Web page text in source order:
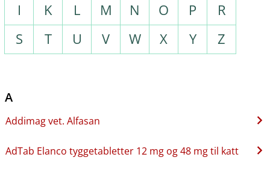
I
K L M N O P
R
S
T U V W X Y Z
A
Addimag vet. Alfasan
AdTab Elanco tyggetabletter 12 mg og 48 mg til katt